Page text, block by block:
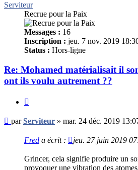
Serviteur
Recrue pour la Paix
Messages : 16
Inscription : jeu. 7 nov. 2019
Status : Hors-ligne
Re: Mohamed matérialisait il
ont ils voulu autrement ??
Message
non
parServiteur » mar. 24 déc. 2019
Fred a écrit : jeu. 27 juin 2019
Grincer, cela signifie produire un
provoquer une vibration des